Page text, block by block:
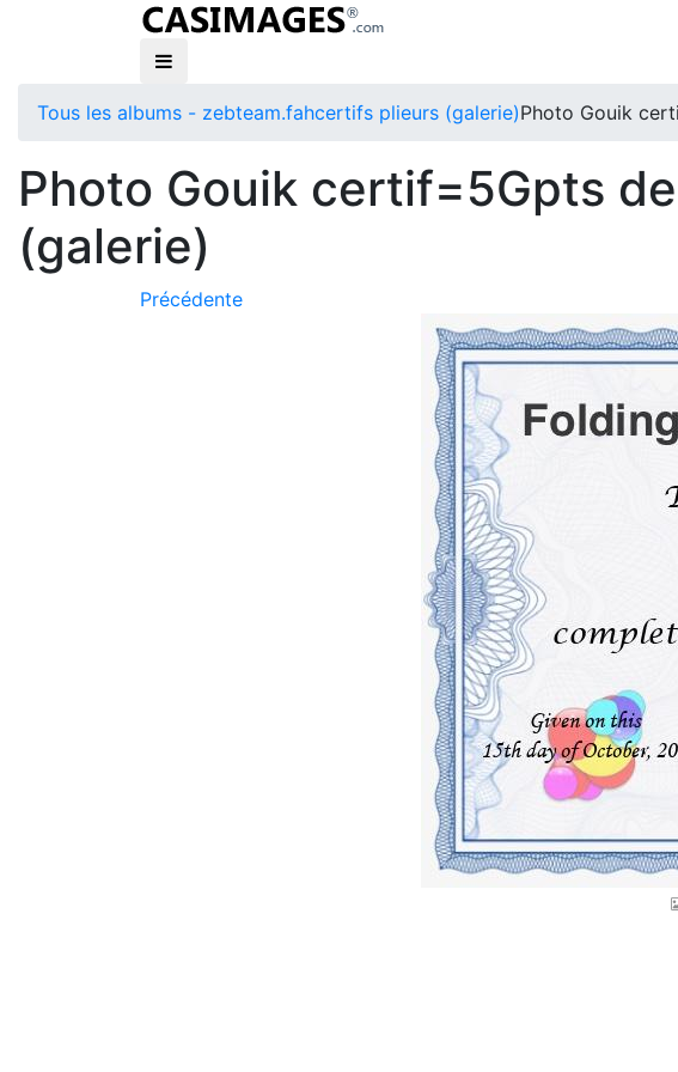
Tous les albums - zebteam.fahcertifs plieurs (galerie)Photo Gouik
Photo Gouik certif=5Gpts
(galerie)
Précédente